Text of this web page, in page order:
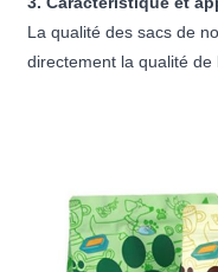
La qualité des sacs de
directement la qualité de